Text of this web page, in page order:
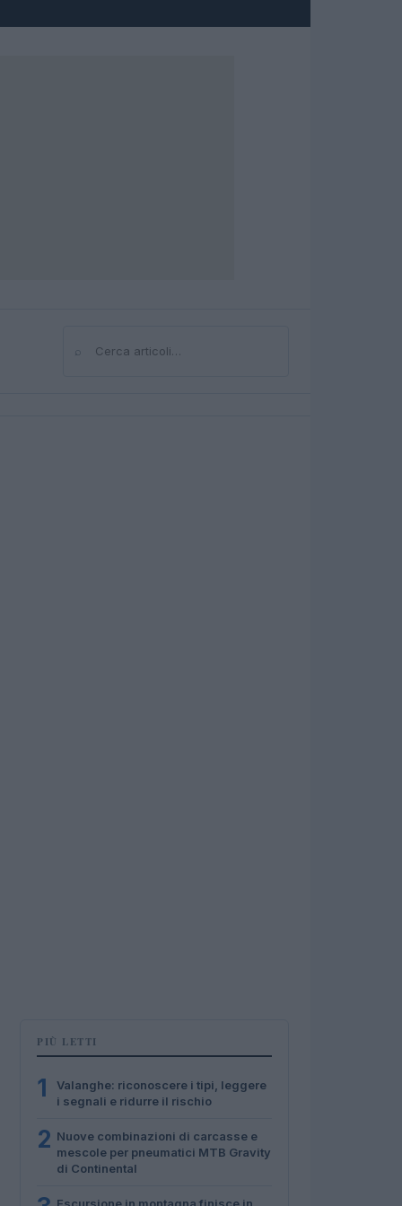
⌕Cerca
PIÙ LETTI
1
Valanghe: riconoscere i tipi, leggere
i segnali e ridurre il rischio
2 Nuove combinazioni di carcasse e
mescole per pneumatici MTB Gravity
di Continental